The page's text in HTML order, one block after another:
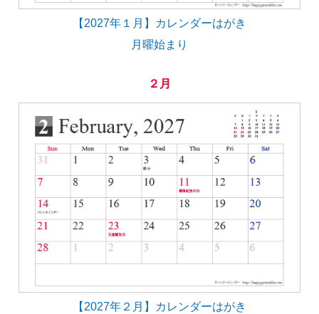
【2027年１月】カレンダーはがき
月曜始まり
２月
【2027年２月】カレンダーはがき